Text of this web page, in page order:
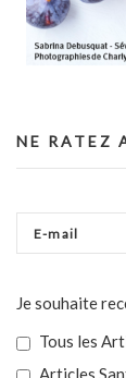
NE RATEZ
Je souhaite
Tous les
Articles